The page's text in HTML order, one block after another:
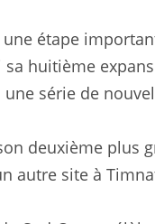
étape
huitième
série de
deuxième plus
autre site à